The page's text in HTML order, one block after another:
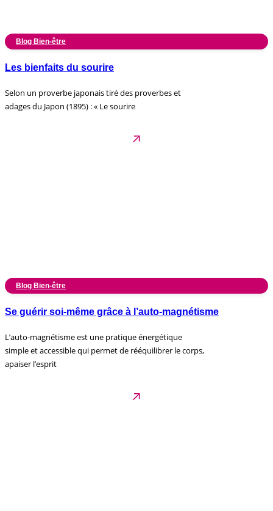
Blog Bien-être
Les bienfaits du sourire
Selon un proverbe japonais tiré des proverbes et
adages du Japon (1895) : « Le sourire
Blog Bien-être
Se guérir soi-même grâce à l’auto-magnétisme
L’auto-magnétisme est une pratique énergétique
simple et accessible qui permet de rééquilibrer le corps,
apaiser l’esprit